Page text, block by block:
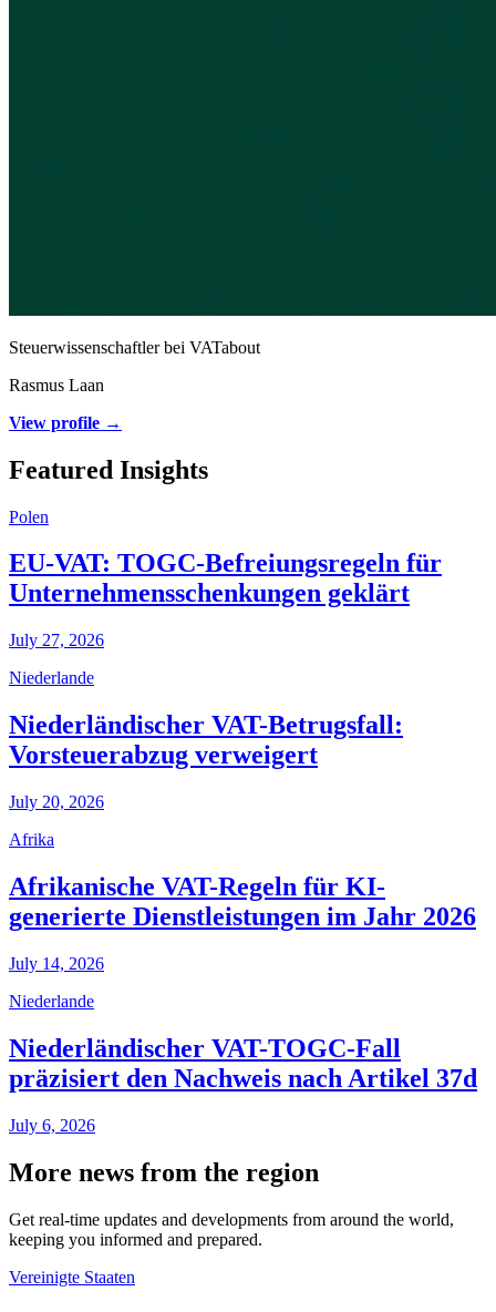
Steuerwissenschaftler bei VATabout
Rasmus Laan
View profile →
Featured Insights
Polen
EU-VAT: TOGC-Befreiungsregeln für
Unternehmensschenkungen geklärt
July 27, 2026
Niederlande
Niederländischer VAT-Betrugsfall:
Vorsteuerabzug verweigert
July 20, 2026
Afrika
Afrikanische VAT-Regeln für KI-
generierte Dienstleistungen im Jahr 2026
July 14, 2026
Niederlande
Niederländischer VAT-TOGC-Fall
präzisiert den Nachweis nach Artikel 37d
July 6, 2026
More news from the region
Get real-time updates and developments from around the world,
keeping you informed and prepared.
Vereinigte Staaten